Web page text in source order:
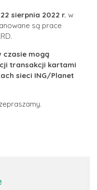
22 sierpnia 2022 r. w
są prace
czasie mogą
transakcji kartami
sieci ING/Planet